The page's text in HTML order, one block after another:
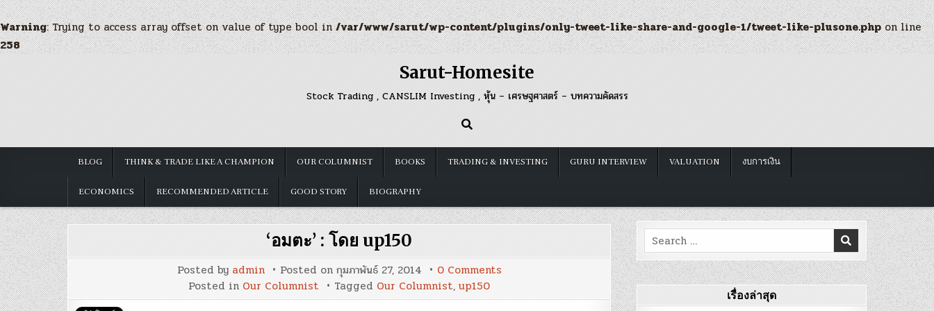
Warning: Trying to access array offset on value of type bool in/var/www/sarut/wp-content/plugins/only-tweet-like-share-and-google-1/tweet-like-plusone.phpon line
258
Sarut-Homesite
Stock Trading , CANSLIM Investing , หุ้น – เศรษฐศาสตร์ – บทความคัดสรร
BLOG THINK & TRADE LIKE A CHAMPION OUR COLUMNIST BOOKS TRADING & INVESTING GURU INTERVIEW VALUATION งบการเงิน
ECONOMICS RECOMMENDED ARTICLE GOOD STORY BIOGRAPHY
‘อมตะ’ : โดย up150
Posted by admin Posted on กุมภาพันธ์ 27, 2014 0 Commentson
โดย
Posted in Our Columnist Tagged Our Columnist, up150
Search
for:
เรื่องล่าสุด